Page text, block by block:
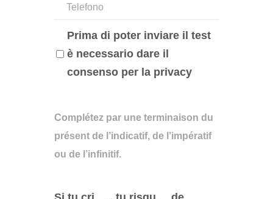
Prima di poter inviare il test
è necessario dare il
consenso per la privacy
Complétez par une terminaison du
présent de l’indicatif, de l’impératif
ou de l’infinitif.